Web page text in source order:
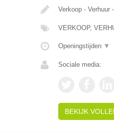
Verkoop - Verhuur
VERKOOP,
Openingstijden ▼
Sociale media:
BEKIJK